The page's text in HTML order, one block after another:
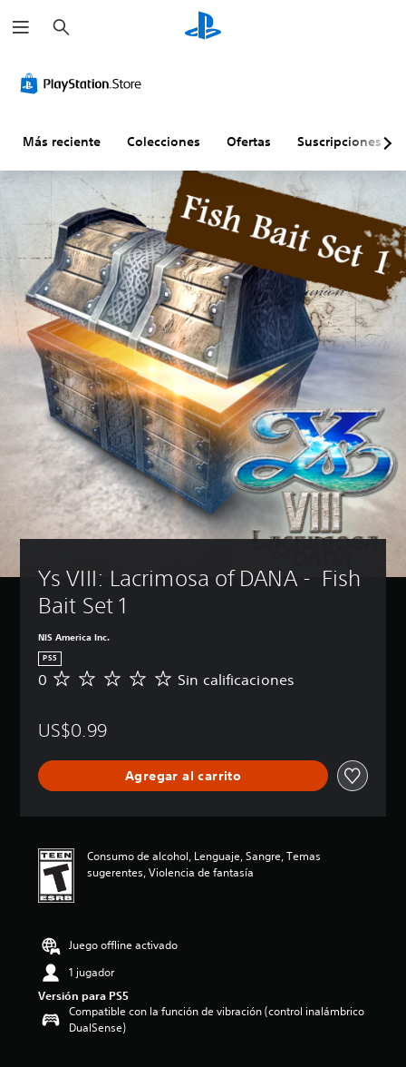
u
s
r
Más reciente Colecciones Ofertas Suscripciones
Ys VIII: Lacrimosa of DANA -  Fish
Bait Set 1
NIS America Inc.
PS5
S
c
i
c
o
s
0 Sin calificaciones
US$0.99
Agregar al carrito
Consumo de alcohol, Lenguaje, Sangre, Temas
sugerentes, Violencia de fantasía
Juego offline activado
1 jugador
Versión para PS5
Compatible con la función de vibración (control inalámbrico
DualSense)